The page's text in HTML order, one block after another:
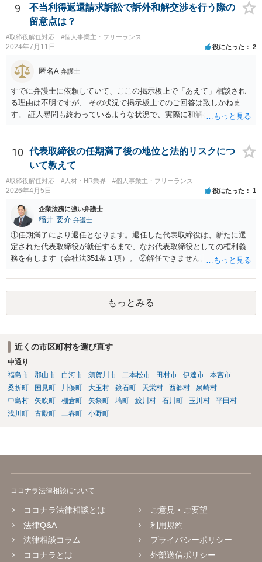
や弁護士費用については、これらの損害に含まれないと述べる裁判例
もありますが、含まれるとする見解もあり、争いがあるところです
（なお、含まれないとしても、民法の不法行為などの別の法律構成で
賠償請求される可能性もあります）。」 → このように、法律構成の工
夫等次第では、慰謝料請求の余地もあるのですが、あなたのケースで
は、不法行為構成で請求しようとすると、３年の消滅時効の壁に阻ま
れるリスクがあるため、慰謝料請求までは難しいかもしれません。
損害のメイン部分は役員報酬の部分かと思われます。会社法第３３９
条２項の損害賠償責任の法的性質について、法律により設けられた特
別の責任（法定責任）と解する立場であっても、時効期間の観点から
は、早めに請求行動を試みる等の対策を講じておくべきかと思いま
す。 この掲示板での私からの回答はこれで終わりにさせていただぎ
す。より詳しくは、証拠を持参の上、法律事務所に赴いて弁護士に直
接相談•依頼してみることをご検討下さい。
9
不当利得返還請求訴訟で訴外和解交渉を行う際の
留意点は？
#取締役解任対応 #個人事業主・フリーランス
2024年7月11日 役にたった 2
匿名A 弁護士
すでに弁護士に依頼していて、ここの掲示板上で「あえて」相談され
る理由は不明ですが、 その状況で掲示板上でのご回答は致しかねま
す。 証人尋問も終わっているような状況で、実際に和解のお話も進ん
えになられたい理由、原告側の温度感、裁判の流れ、判決となったと
きの見通しなどの事情を排除して、和解に関する要求の妥当性を部分
的にのみ責任を持って判断することはできません。 セカンドオピニオ
ンをご希望であれば、掲示板上で漠然と質問されるよりも、 実際に訴
訟に関する資料や経緯を踏まえて、直接弁護士事務所にてご相談され
る方が良いかと思います。
10
代表取締役の任期満了後の地位と法的リスクにつ
いて教えて
#取締役解任対応 #人材・HR業界 #個人事業主・フリーランス
2026年4月5日 役にたった 1
企業法務に強い弁護士
稲井 要介 弁護士
①任期満了により退任となります。退任した代表取締役は、新たに選
定された代表取締役が就任するまで、なお代表取締役としての権利義
務を有します（会社法351条１項）。 ②解任できません。 ③金融機関
可能性があります。また、権利義務代表取締役であっても、第三者か
ら損害賠償請求を受けるリスクがあります（会社法429条１項）。
もっとみる
近くの市区町村を選び直す
中通り
福島市
郡山市 白河市 須賀川市 二本松市 田村市 伊達市
本宮市
桑折町
国見町 川俣町 大玉村 鏡石町 天栄村 西郷村
泉崎村
中島村
矢吹町 棚倉町 矢祭町 塙町 鮫川村 石川町 玉川村
平田村
浅川町
古殿町 三春町 小野町
ココナラ法律相談について
ココナラ法律相談とは
法律Q&A
法律相談コラム
ココナラとは
ご意見・ご要望
利用規約
プライバシーポリシー
外部送信ポリシー